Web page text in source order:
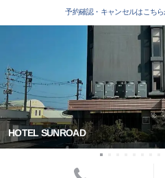
予約確認・キャンセルはこちら
HOTEL SUNROAD